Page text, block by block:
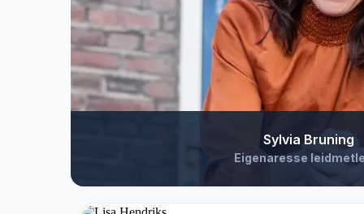
Sylvia Bruning
Eigenaresse